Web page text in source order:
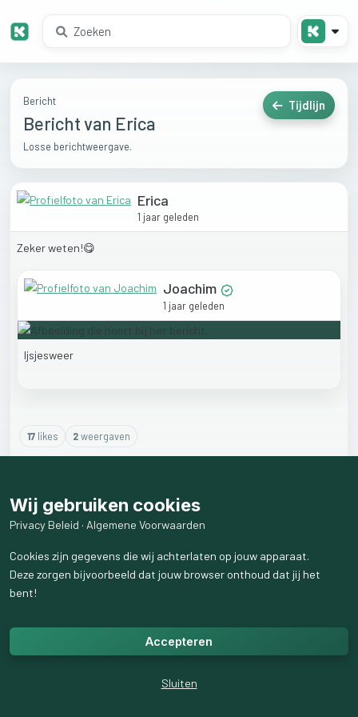
Bericht
Bericht van Erica
Losse berichtweergave.
Tijdlijn
Erica
1 jaar geleden
Zekerweten!😋
Joachim
1 jaar geleden
Ijsjesweer
17likes 2weergaven
Wij gebruiken cookies
Privacy Beleid · Algemene Voorwaarden
Cookies zijn gegevens die wij achterlaten op jouw apparaat.
Deze zorgen bijvoorbeeld dat jouw browser onthoud dat jij het
bent!
Accepteren
Sluiten